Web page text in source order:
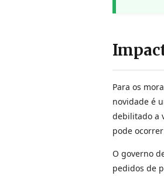
Para os
novidade é
debilitado a
pode
O governo
pedidos de